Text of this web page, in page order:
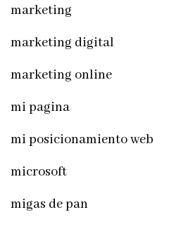
marketing
marketing digital
marketing online
mi pagina
mi posicionamiento web
microsoft
migas de pan